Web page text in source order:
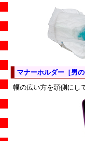
マナーホルダー［男の
幅の広い方を頭側にし